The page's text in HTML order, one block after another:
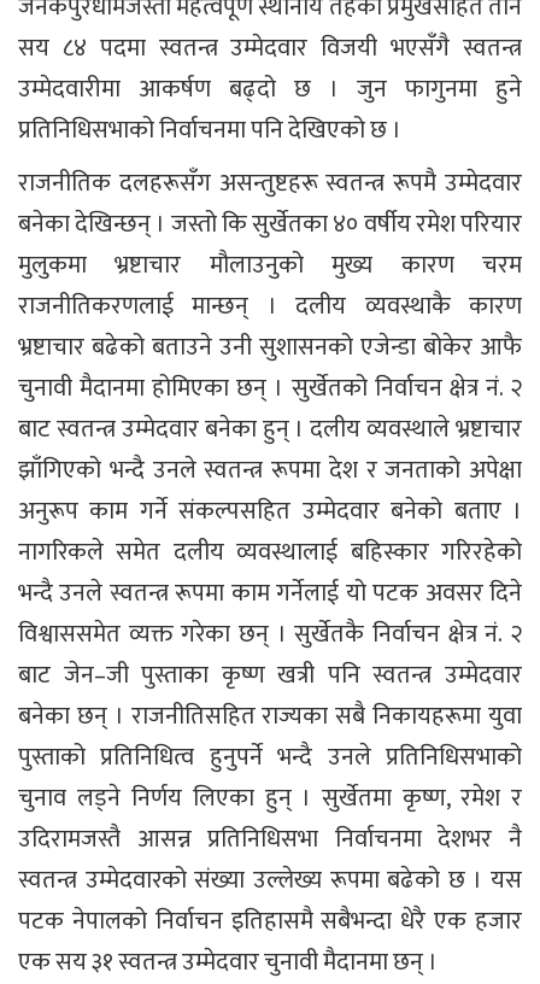
सय ८४ पदमा स्वतन्त्र उम्मेदवार विजयी भएसँगै स्वतन्त्र
उम्मेदवारीमा आकर्षण बढ्दो छ । जुन फागुनमा हुने
प्रतिनिधिसभाको निर्वाचनमा पनि देखिएको छ ।
राजनीतिक दलहरूसँग असन्तुष्टहरू स्वतन्त्र रूपमै उम्मेदवार
बनेका देखिन्छन् । जस्तो कि सुर्खेतका ४० वर्षीय रमेश परियार
मुलुकमा भ्रष्टाचार मौलाउनुको मुख्य कारण चरम
राजनीतिकरणलाई मान्छन् । दलीय व्यवस्थाकै कारण
भ्रष्टाचार बढेको बताउने उनी सुशासनको एजेन्डा बोकेर आफै
चुनावी मैदानमा होमिएका छन् । सुर्खेतको निर्वाचन क्षेत्र नं. २
बाट स्वतन्त्र उम्मेदवार बनेका हुन् । दलीय व्यवस्थाले भ्रष्टाचार
झाँगिएको भन्दै उनले स्वतन्त्र रूपमा देश र जनताको अपेक्षा
अनुरूप काम गर्ने संकल्पसहित उम्मेदवार बनेको बताए ।
नागरिकले समेत दलीय व्यवस्थालाई बहिस्कार गरिरहेको
भन्दै उनले स्वतन्त्र रूपमा काम गर्नेलाई यो पटक अवसर दिने
विश्वाससमेत व्यक्त गरेका छन् । सुर्खेतकै निर्वाचन क्षेत्र नं. २
बाट जेन–जी पुस्ताका कृष्ण खत्री पनि स्वतन्त्र उम्मेदवार
बनेका छन् । राजनीतिसहित राज्यका सबै निकायहरूमा युवा
पुस्ताको प्रतिनिधित्व हुनुपर्ने भन्दै उनले प्रतिनिधिसभाको
चुनाव लड्ने निर्णय लिएका हुन् । सुर्खेतमा कृष्ण, रमेश र
उदिरामजस्तै आसन्न प्रतिनिधिसभा निर्वाचनमा देशभर नै
स्वतन्त्र उम्मेदवारको संख्या उल्लेख्य रूपमा बढेको छ । यस
पटक नेपालको निर्वाचन इतिहासमै सबैभन्दा धेरै एक हजार
एक सय ३१ स्वतन्त्र उम्मेदवार चुनावी मैदानमा छन् ।